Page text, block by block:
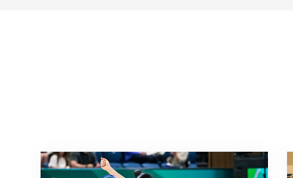
Prochaine étape : les Championnats du monde